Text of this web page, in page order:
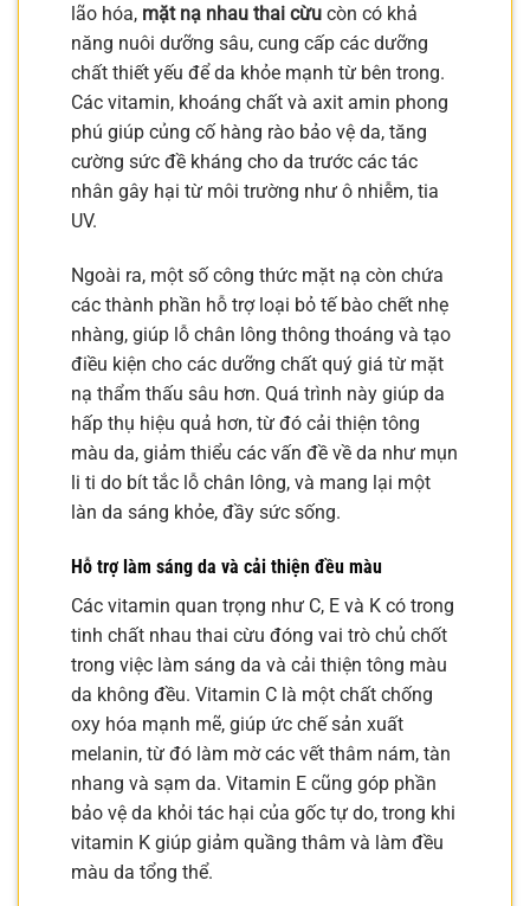
lão hóa, mặt nạ nhau thai cừu còn có khả
năng nuôi dưỡng sâu, cung cấp các dưỡng
chất thiết yếu để da khỏe mạnh từ bên trong.
Các vitamin, khoáng chất và axit amin phong
phú giúp củng cố hàng rào bảo vệ da, tăng
cường sức đề kháng cho da trước các tác
nhân gây hại từ môi trường như ô nhiễm, tia
UV.
Ngoài ra, một số công thức mặt nạ còn chứa
các thành phần hỗ trợ loại bỏ tế bào chết nhẹ
nhàng, giúp lỗ chân lông thông thoáng và tạo
điều kiện cho các dưỡng chất quý giá từ mặt
nạ thẩm thấu sâu hơn. Quá trình này giúp da
hấp thụ hiệu quả hơn, từ đó cải thiện tông
màu da, giảm thiểu các vấn đề về da như mụn
li ti do bít tắc lỗ chân lông, và mang lại một
làn da sáng khỏe, đầy sức sống.
Hỗ trợ làm sáng da và cải thiện đều màu
Các vitamin quan trọng như C, E và K có trong
tinh chất nhau thai cừu đóng vai trò chủ chốt
trong việc làm sáng da và cải thiện tông màu
da không đều. Vitamin C là một chất chống
oxy hóa mạnh mẽ, giúp ức chế sản xuất
melanin, từ đó làm mờ các vết thâm nám, tàn
nhang và sạm da. Vitamin E cũng góp phần
bảo vệ da khỏi tác hại của gốc tự do, trong khi
vitamin K giúp giảm quầng thâm và làm đều
màu da tổng thể.